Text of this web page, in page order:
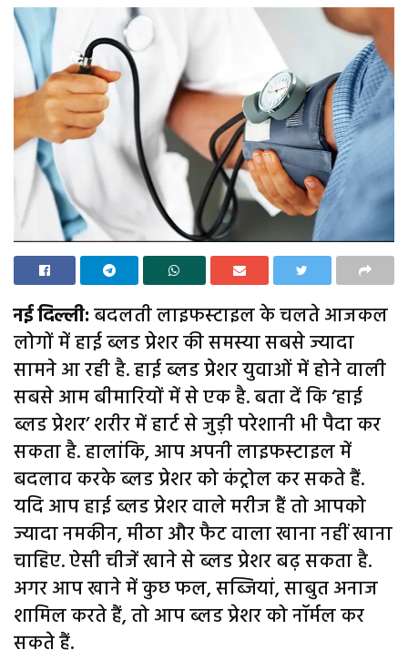
नई दिल्ली:बदलती लाइफस्टाइल के चलते आजकल
लोगों में हाई ब्लड प्रेशर की समस्या सबसे ज्यादा
सामने आ रही है. हाई ब्लड प्रेशर युवाओं में होने वाली
सबसे आम बीमारियों में से एक है. बता दें कि ‘हाई
ब्लड प्रेशर’ शरीर में हार्ट से जुड़ी परेशानी भी पैदा कर
सकता है. हालांकि, आप अपनी लाइफस्टाइल में
बदलाव करके ब्लड प्रेशर को कंट्रोल कर सकते हैं.
यदि आप हाई ब्लड प्रेशर वाले मरीज हैं तो आपको
ज्यादा नमकीन, मीठा और फैट वाला खाना नहीं खाना
चाहिए. ऐसी चीजें खाने से ब्लड प्रेशर बढ़ सकता है.
अगर आप खाने में कुछ फल, सब्जियां, साबुत अनाज
शामिल करते हैं, तो आप ब्लड प्रेशर को नॉर्मल कर
सकते हैं.